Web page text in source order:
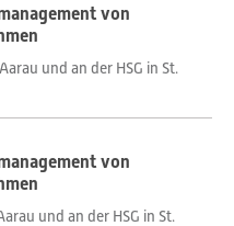
von
und an der HSG in St.
von
und an der HSG in St.